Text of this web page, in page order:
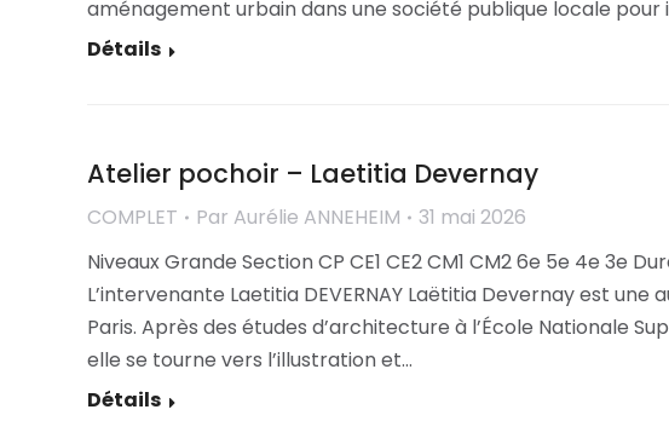
aménagement urbain dans une société publique locale pour
Détails
Atelier pochoir – Laetitia Devernay
COMPLET Par Aurélie ANNEHEIM
31 mai 2026
Niveaux Grande Section CP CE1 CE2 CM1 CM2 6e 5e 4e 3e
L’intervenante Laetitia DEVERNAY Laëtitia Devernay est
Paris. Après des études d’architecture à l’École Nationale
elle se tourne vers l’illustration et…
Détails